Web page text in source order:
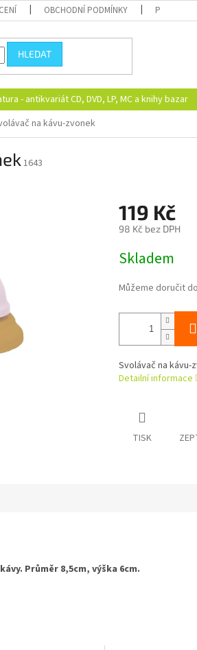
OBCHODNÍ PODMÍNKY
HLEDAT
- antikvariát CD, DVD, LP, MC a knihy bazar
na kávu-zvonek
1643
119 Kč
98 Kč bez DPH
cena:
Skladem
Můžeme doručit
Svolávač na kávu-
Detailní informace
TISK
Průměr 8,5cm, výška 6cm.